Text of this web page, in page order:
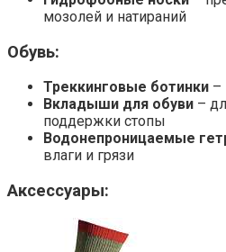
мозолей и натираний
Обувь:
Треккинговые ботинки –
Вкладыши для обуви –
поддержки стопы
Водонепроницаемые
влаги и грязи
Аксессуары: